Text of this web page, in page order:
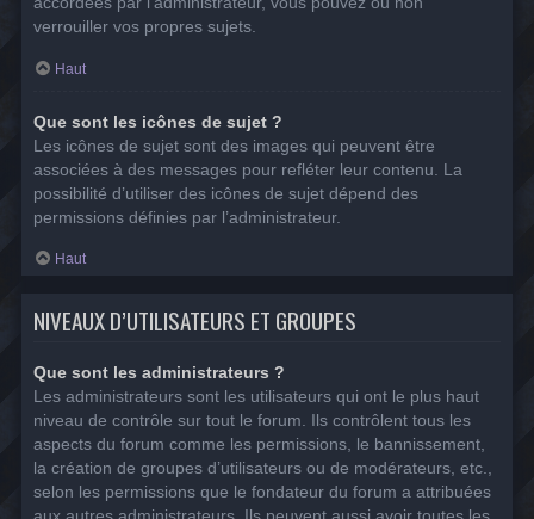
verrouiller vos propres sujets.
Haut
Que sont les icônes de sujet ?
Les icônes de sujet sont des images qui peuvent être
associées à des messages pour refléter leur contenu. La
possibilité d’utiliser des icônes de sujet dépend des
permissions définies par l’administrateur.
Haut
NIVEAUX D’UTILISATEURS ET GROUPES
Que sont les administrateurs ?
Les administrateurs sont les utilisateurs qui ont le plus haut
niveau de contrôle sur tout le forum. Ils contrôlent tous les
aspects du forum comme les permissions, le bannissement,
la création de groupes d’utilisateurs ou de modérateurs, etc.,
selon les permissions que le fondateur du forum a attribuées
aux autres administrateurs. Ils peuvent aussi avoir toutes les